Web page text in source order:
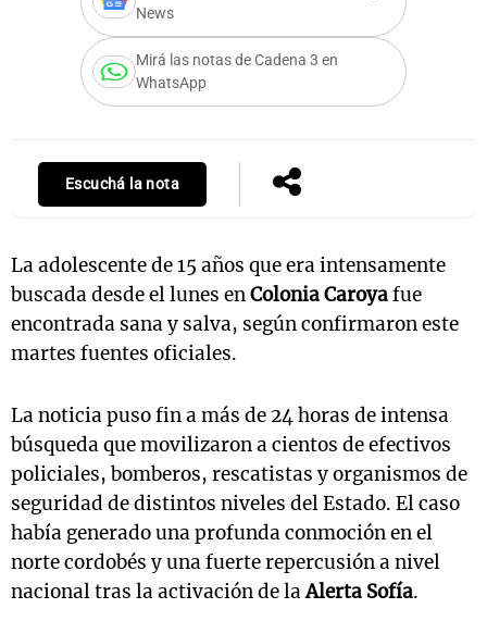
News
Mirá las notas de Cadena 3 en
WhatsApp
Escuchá la nota
La adolescente de 15 años que era intensamente
buscada desde el lunes enColonia Caroyafue
encontrada sana y salva, según confirmaron este
martes fuentes oficiales.
La noticia puso fin a más de 24 horas de intensa
búsqueda que movilizaron a cientos de efectivos
policiales, bomberos, rescatistas y organismos de
seguridad de distintos niveles del Estado. El caso
había generado una profunda conmoción en el
norte cordobés y una fuerte repercusión a nivel
nacional tras la activación de laAlerta Sofía.